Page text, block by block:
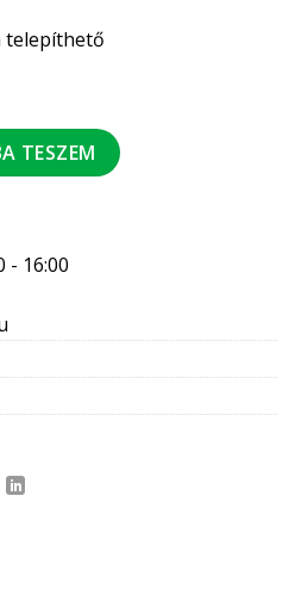
telepíthető
golyóscsap PN32 BM/KM 3/4"
TESZEM
- 16:00